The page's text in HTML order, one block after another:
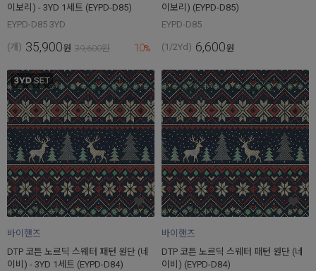
이보리) - 3YD 1세트 (EYPD-D85)
EYPD-D85 3YD
(개) 35,900원 39,600원 10%
이보리) (EYPD-D85)
EYPD-D85
(1/2Yd) 6,600원
바이핸즈
DTP 코튼 노르딕 스웨터 패턴 원단 (네
이비) - 3YD 1세트 (EYPD-D84)
바이핸즈
DTP 코튼 노르딕 스웨터 패턴 원단 (네
이비) (EYPD-D84)